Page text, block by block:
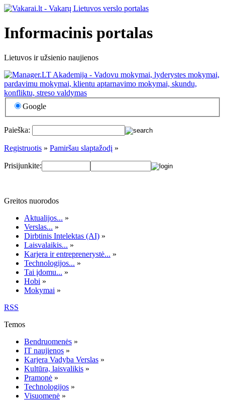
Informacinis portalas
Lietuvos ir užsienio naujienos
Google
Paieška:
Registruotis » Pamiršau slaptažodį »
Prisijunkite:
Greitos nuorodos
Aktualijos... »
Verslas... »
Dirbtinis Intelektas (AI) »
Laisvalaikis... »
Karjera ir entreprenerystė... »
Technologijos... »
Tai įdomu... »
Hobi »
Mokymai »
RSS
Temos
Bendruomenės »
IT naujienos »
Karjera Vadyba Verslas »
Kultūra, laisvalikis »
Pramonė »
Technologijos »
Visuomenė »